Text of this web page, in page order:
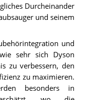
Durcheinander
und seinem
und
sehr sich Dyson
zu verbessern, den
zu maximieren.
besonders in